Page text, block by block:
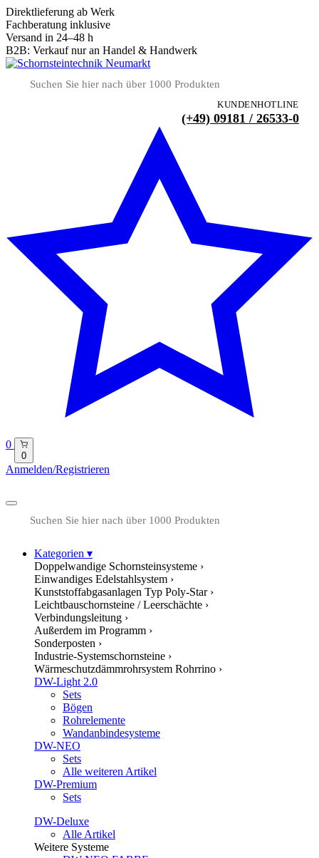
Direktlieferung ab Werk
Fachberatung inklusive
Versand in 24–48 h
B2B: Verkauf nur an Handel & Handwerk
KUNDENHOTLINE
(+49) 09181 / 26533-0
0
0
Anmelden/Registrieren
Kategorien ▾
Doppelwandige Schornsteinsysteme ›
Einwandiges Edelstahlsystem ›
Kunststoffabgasanlagen Typ Poly-Star ›
Leichtbauschornsteine / Leerschächte ›
Verbindungsleitung ›
Außerdem im Programm ›
Sonderposten ›
Industrie-Systemschornsteine ›
Wärmeschutzdämmrohrsystem Rohrrino ›
DW-Light 2.0
Sets
Bögen
Rohrelemente
Wandanbindesysteme
DW-NEO
Sets
Alle weiteren Artikel
DW-Premium
Sets
DW-Deluxe
Alle Artikel
Weitere Systeme